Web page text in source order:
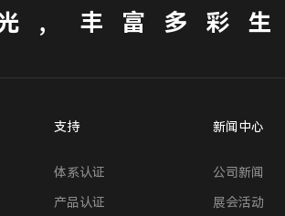
，丰富多彩
支持
体系认证
产品认证
新闻中心
公司新闻
展会活动